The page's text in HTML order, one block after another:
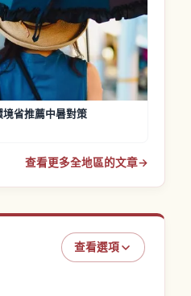
境省推薦中暑對策
查看更多全地區的文章→
查看選項